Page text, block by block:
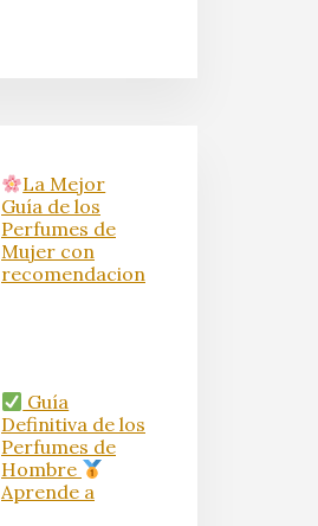
La Mejor
Guía de los
Perfumes de
Mujer con
recomendacion
Guía
Definitiva de los
Perfumes de
Hombre
Aprende a